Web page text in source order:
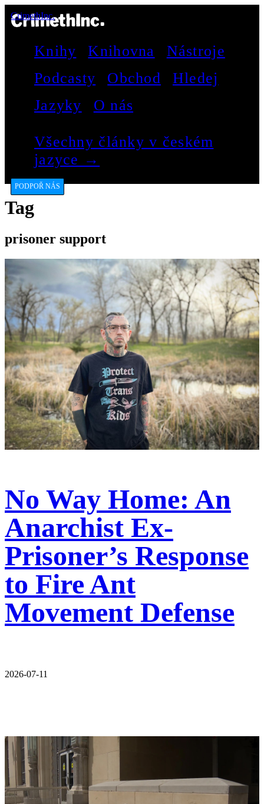
CrimethInc.
Knihy Knihovna
Nástroje
Podcasty
Obchod
Hledej
Jazyky
O nás
Všechny články v českém
jazyce →
PODPOŘ NÁS
Tag
prisoner support
No Way Home: An
Anarchist Ex-
Prisoner’s Response
to Fire Ant
Movement Defense
2026-07-11